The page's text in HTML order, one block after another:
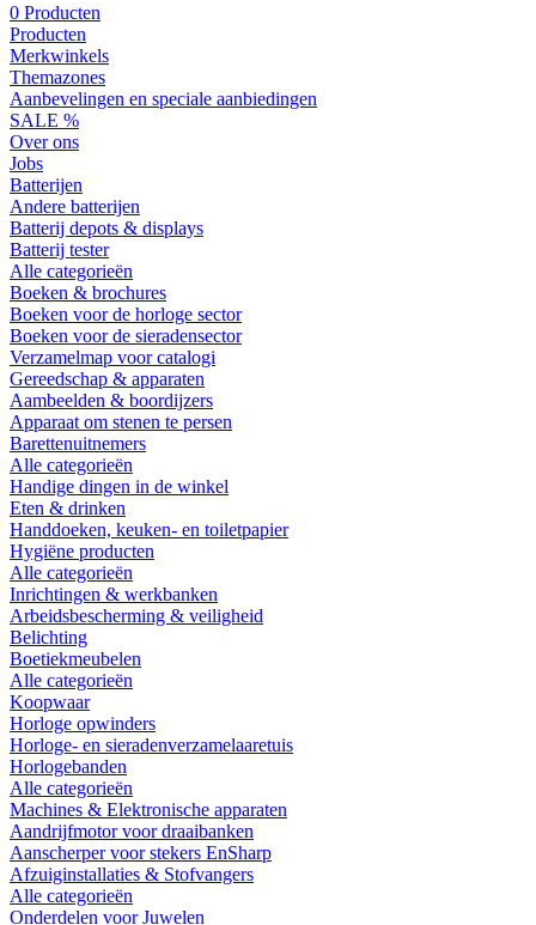
0 Producten
Producten
Merkwinkels
Themazones
Aanbevelingen en speciale aanbiedingen
SALE %
Over ons
Jobs
Batterijen
Andere batterijen
Batterij depots & displays
Batterij tester
Alle categorieën
Boeken & brochures
Boeken voor de horloge sector
Boeken voor de sieradensector
Verzamelmap voor catalogi
Gereedschap & apparaten
Aambeelden & boordijzers
Apparaat om stenen te persen
Barettenuitnemers
Alle categorieën
Handige dingen in de winkel
Eten & drinken
Handdoeken, keuken- en toiletpapier
Hygiëne producten
Alle categorieën
Inrichtingen & werkbanken
Arbeidsbescherming & veiligheid
Belichting
Boetiekmeubelen
Alle categorieën
Koopwaar
Horloge opwinders
Horloge- en sieradenverzamelaaretuis
Horlogebanden
Alle categorieën
Machines & Elektronische apparaten
Aandrijfmotor voor draaibanken
Aanscherper voor stekers EnSharp
Afzuiginstallaties & Stofvangers
Alle categorieën
Onderdelen voor Juwelen